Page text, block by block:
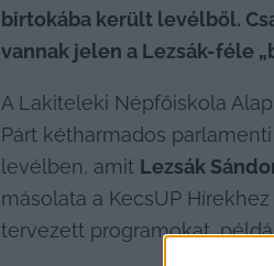
birtokába került levélből.
vannak jelen a Lezsák-féle
A Lakiteleki Népfőiskola
Párt kétharmados
levélben, amit Lezsák
másolata a KecsUP
tervezett programokat,